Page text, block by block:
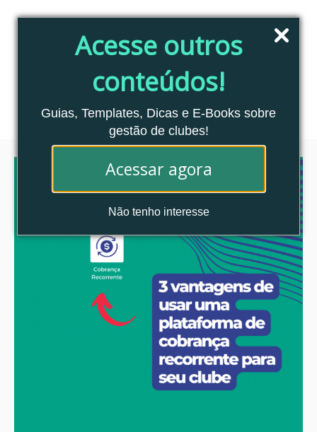
Acesse outros
conteúdos!
Guias, Templates, Dicas e E-Books sobre
gestão de clubes!
Acessar agora
Não tenho interesse
Blog Clubes Associados